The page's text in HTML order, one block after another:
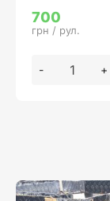
700
грн / рул.
- +